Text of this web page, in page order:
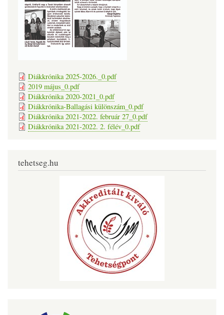
Diákkrónika 2025-2026._0.pdf
2019 május_0.pdf
Diákkrónika 2020-2021_0.pdf
Diákkrónika-Ballagási különszám_0.pdf
Diákkrónika 2021-2022. február 27_0.pdf
Diákkrónika 2021-2022. 2. félév_0.pdf
tehetseg.hu